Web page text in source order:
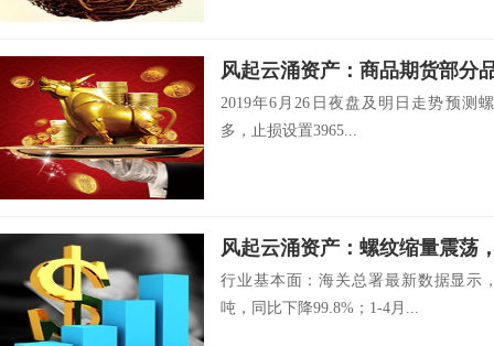
2019年6月26日夜盘及明日走势预测
多，止损设置3965...
风起云涌资产：螺纹缩量震荡
行业基本面：海关总署最新数据显示
吨，同比下降99.8%；1-4月...